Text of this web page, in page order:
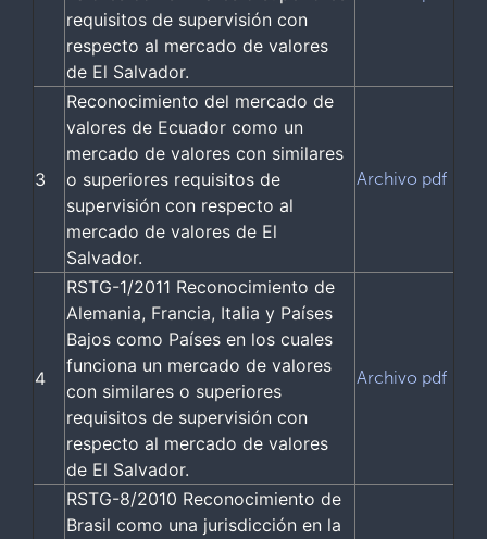
requisitos de supervisión con
respecto al mercado de valores
de El Salvador.
3
Reconocimiento del mercado de
valores de Ecuador como un
mercado de valores con similares
o superiores requisitos de
supervisión con respecto al
mercado de valores de El
Salvador.
Archivo pdf
4
RSTG-1/2011 Reconocimiento de
Alemania, Francia, Italia y Países
Bajos como Países en los cuales
funciona un mercado de valores
con similares o superiores
requisitos de supervisión con
respecto al mercado de valores
de El Salvador.
Archivo pdf
RSTG-8/2010 Reconocimiento de
Brasil como una jurisdicción en la